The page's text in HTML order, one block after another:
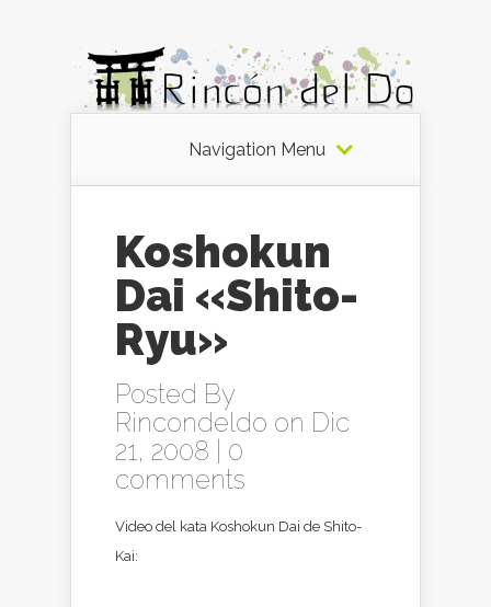
Navigation Menu
Koshokun
Dai «Shito-
Ryu»
Posted By
Rincondeldo on Dic
21, 2008 | 0
comments
Video del kata Koshokun Dai de Shito-
Kai: